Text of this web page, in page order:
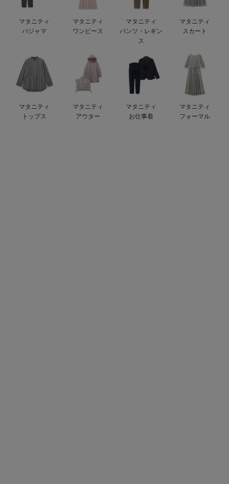
快適機能ウェア特集 ボトムス
快適機能ウェア特集 パジャマ
安心の日本製。先輩ママが買ってよかった！本当に必要な出産準備品
ハレの日に着るANGELIEBEのセレモニー
買って正解！高評価レビューアイテム
長く使えるアイテム
お部屋映えアイテム
マタニティ
パジャマ
マタニティ
ワンピース
マタニティ
パンツ・レギン
ス
マタニティ
スカート
マタニティ
トップス
マタニティ
アウター
マタニティ
お仕事着
マタニティ
フォーマル